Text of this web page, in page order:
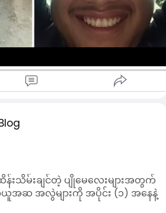
သိမ်းချင်တဲ့ ပျိုမေ‌လေးများအတွက်
ယူအဆ အလွဲများကို အပိုင်း (၁) အနေနဲ့